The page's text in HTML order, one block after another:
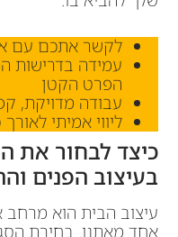
לקשר אתכם עם
עמידה בדרישות
הפרט הקטן
עבודה מדויקת,
ליווי אמיתי
כיצד לבחור את
בעיצוב הפנים
עיצוב הבית הוא
אחד מאתנו. בחירת